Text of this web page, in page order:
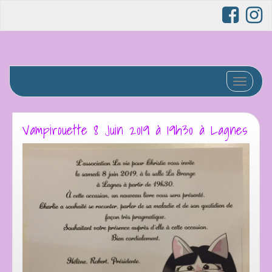
Afficher/
Vampirouette 8 Juin 2019 à 19h30 à Lagnes